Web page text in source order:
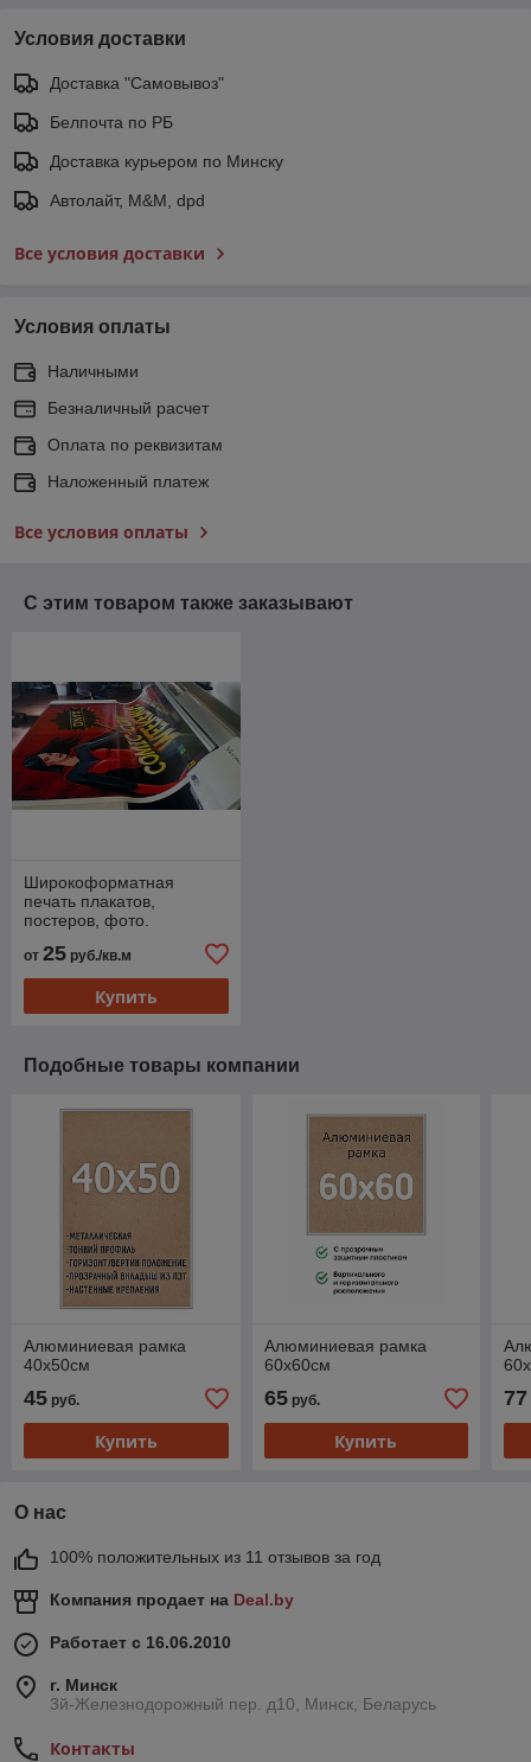
Условия доставки
Доставка "Самовывоз"
Белпочта по РБ
Доставка курьером по Минску
Автолайт, M&M, dpd
Все условия доставки
Условия оплаты
Наличными
Безналичный расчет
Оплата по реквизитам
Наложенный платеж
Все условия оплаты
С этим товаром также заказывают
Широкоформатная
печать плакатов,
постеров, фото.
от 25 руб./кв.м
Купить
Подобные товары компании
Алюминиевая рамка
40x50см
45 руб.
Купить
Алюминиевая рамка
60x60см
65руб.
Купить
77
О нас
100% положительных из 11 отзывов за год
Компания продает на Deal.by
Работает с 16.06.2010
г. Минск
3й-Железнодорожный пер. д10, Минск, Беларусь
Контакты